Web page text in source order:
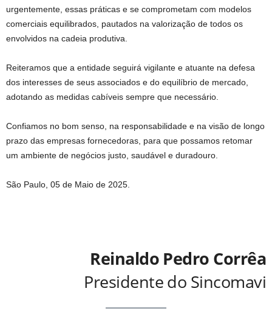
urgentemente, essas práticas e se comprometam com modelos
comerciais equilibrados, pautados na valorização de todos os
envolvidos na cadeia produtiva.
Reiteramos que a entidade seguirá vigilante e atuante na defesa
dos interesses de seus associados e do equilíbrio de mercado,
adotando as medidas cabíveis sempre que necessário.
Confiamos no bom senso, na responsabilidade e na visão de longo
prazo das empresas fornecedoras, para que possamos retomar
um ambiente de negócios justo, saudável e duradouro.
São Paulo, 05 de Maio de 2025.
Reinaldo Pedro Corrêa
Presidente do Sincomavi